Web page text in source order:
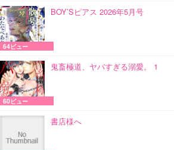
BOY’Sピアス 2026年5月号
64ビュー
鬼畜極道、ヤバすぎる溺愛。 1
60ビュー
書店様へ